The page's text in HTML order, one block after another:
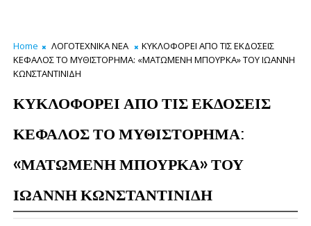
Home ΛΟΓΟΤΕΧΝΙΚΑ ΝΕΑ
ΚΥΚΛΟΦΟΡΕΙ ΑΠΟ ΤΙΣ ΕΚΔΟΣΕΙΣ
ΚΕΦΑΛΟΣ ΤΟ ΜΥΘΙΣΤΟΡΗΜΑ: «ΜΑΤΩΜΕΝΗ ΜΠΟΥΡΚΑ» ΤΟΥ ΙΩΑΝΝΗ
ΚΩΝΣΤΑΝΤΙΝΙΔΗ
ΚΥΚΛΟΦΟΡΕΙ ΑΠΟ ΤΙΣ ΕΚΔΟΣΕΙΣ
ΚΕΦΑΛΟΣ ΤΟ ΜΥΘΙΣΤΟΡΗΜΑ:
«ΜΑΤΩΜΕΝΗ ΜΠΟΥΡΚΑ» ΤΟΥ
ΙΩΑΝΝΗ ΚΩΝΣΤΑΝΤΙΝΙΔΗ